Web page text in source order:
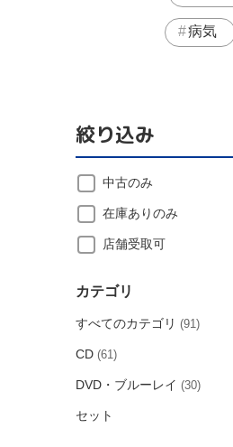
病気
絞り込み
中古のみ
在庫ありのみ
店舗受取可
カテゴリ
すべてのカテゴリ (91)
CD (61)
DVD・ブルーレイ (30)
セット